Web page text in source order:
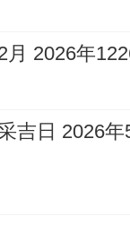
长期演化的
开业的商户
适合你的开
日，下一步
的一天。在
月 2026年
吉日 2026